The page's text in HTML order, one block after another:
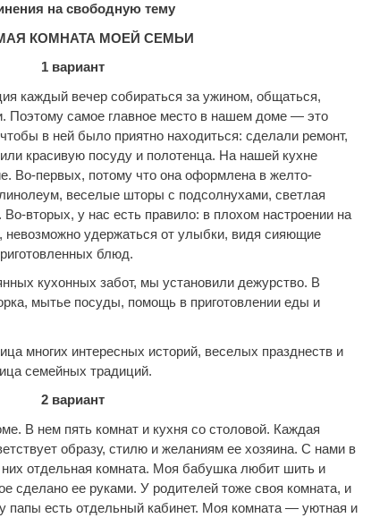
на свободную тему
КОМНАТА МОЕЙ СЕМЬИ
1 вариант
каждый вечер собираться за ужином, общаться,
Поэтому самое главное место в нашем доме — это
в ней было приятно находиться: сделали ремонт,
красивую посуду и полотенца. На нашей кухне
Во-первых, потому что она оформлена в желто-
веселые шторы с подсолнухами, светлая
вторых, у нас есть правило: в плохом настроении на
невозможно удержаться от улыбки, видя сияющие
блюд.
кухонных забот, мы установили дежурство. В
мытье посуды, помощь в приготовлении еды и
многих интересных историй, веселых празднеств и
семейных традиций.
2 вариант
В нем пять комнат и кухня со столовой. Каждая
образу, стилю и желаниям ее хозяина. С нами в
отдельная комната. Моя бабушка любит шить и
сделано ее руками. У родителей тоже своя комната, и
папы есть отдельный кабинет. Моя комната — уютная и